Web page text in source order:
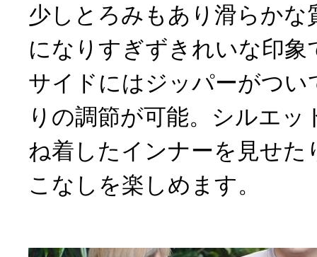
少しとろみもあり滑らかな
になりすぎずきれいな印象
サイドにはジッパーがつい
りの調節が可能。シルエッ
ね着したインナーを見せた
こなしを楽しめます。